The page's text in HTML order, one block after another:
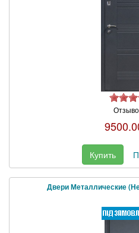
Купить
Двери Металлические